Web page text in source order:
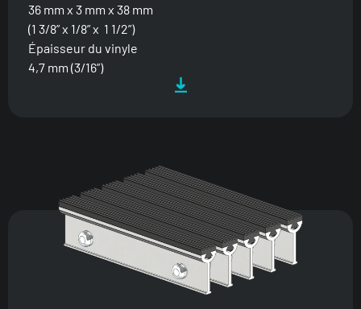
36 mm x 3 mm x 38 mm
(1 3/8” x 1/8” x 1 1/2”)
Épaisseur du vinyle
4,7 mm (3/16”)